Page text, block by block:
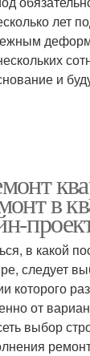
лет
и
в
в какой
следует
которого
от
выбор